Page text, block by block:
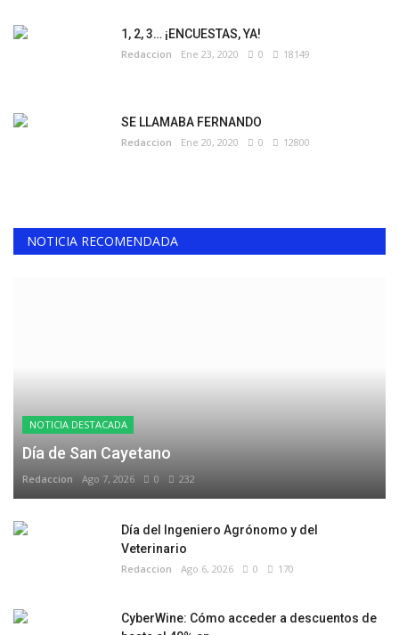
1, 2, 3… ¡ENCUESTAS, YA!
Redaccion Ene 23, 2020 0 18149
SE LLAMABA FERNANDO
Redaccion Ene 20, 2020 0 12800
NOTICIA RECOMENDADA
NOTICIA DESTACADA
Día de San Cayetano
Redaccion Ago 7, 2026 0 232
Día del Ingeniero Agrónomo y del
Veterinario
Redaccion Ago 6, 2026 0 170
CyberWine: Cómo acceder a descuentos de